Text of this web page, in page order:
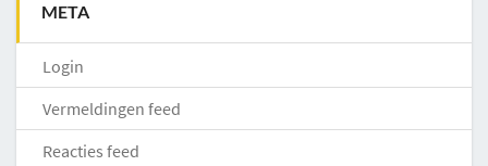
META
Login
Vermeldingen feed
Reacties feed